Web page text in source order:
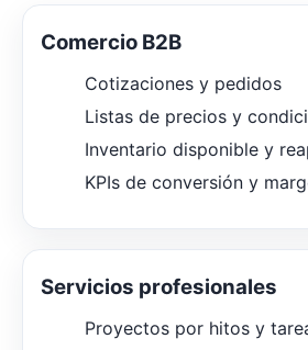
Comercio B2B
Cotizaciones y pedidos
Listas de precios y
Inventario disponible y
KPIs de conversión y
Servicios profesionales
Proyectos por hitos y